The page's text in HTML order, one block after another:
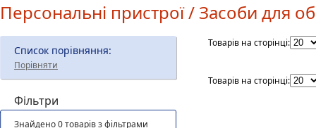
Персональні пристрої / Засоби для
Список порівняння:
Порівняти
Фільтри
Знайдено 0 товарів з фільтрами
Товарів на сторінці:
Товарів на сторінці: